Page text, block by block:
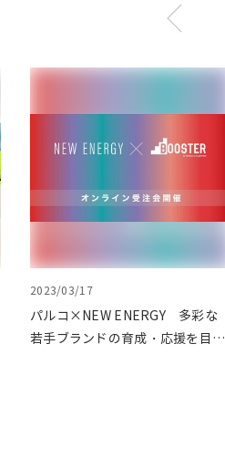
2023/03/17
パルコ×NEW ENERGY 多彩な
若手ブランドの育成・応援を目的